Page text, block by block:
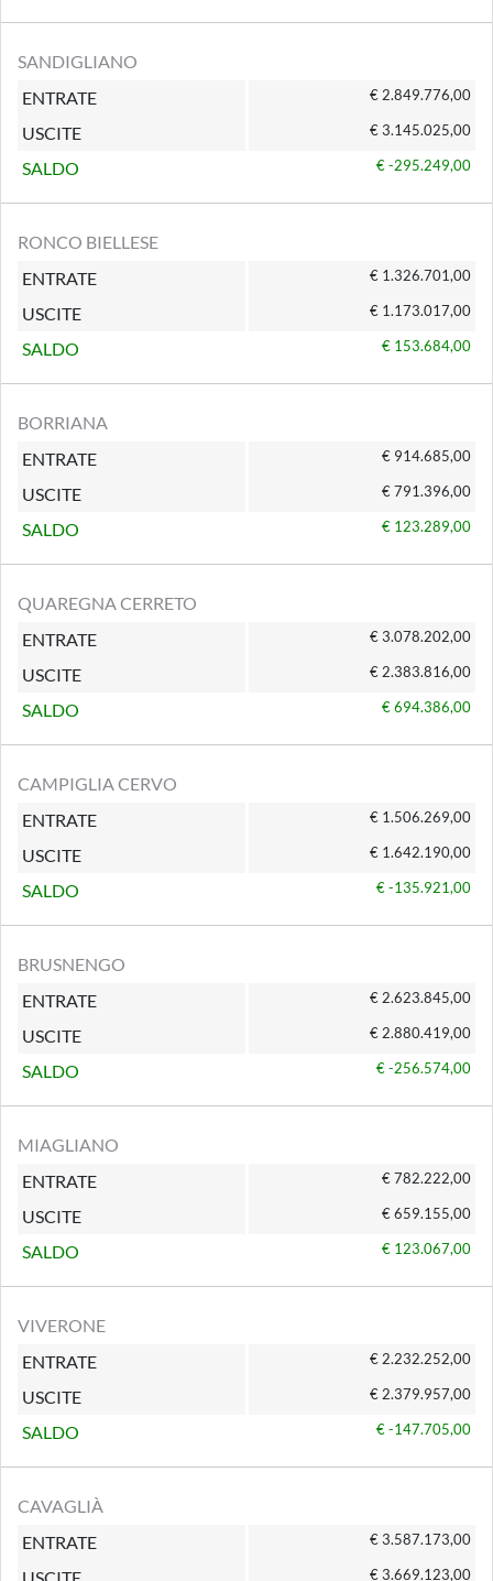
SANDIGLIANO
ENTRATE
€ 2.849.776,00
USCITE € 3.145.025,00
SALDO € -295.249,00
RONCO BIELLESE
ENTRATE
€ 1.326.701,00
USCITE € 1.173.017,00
SALDO € 153.684,00
BORRIANA
ENTRATE
€ 914.685,00
USCITE € 791.396,00
SALDO € 123.289,00
QUAREGNA CERRETO
ENTRATE
€ 3.078.202,00
USCITE € 2.383.816,00
SALDO € 694.386,00
CAMPIGLIA CERVO
ENTRATE
€ 1.506.269,00
USCITE € 1.642.190,00
SALDO € -135.921,00
BRUSNENGO
ENTRATE
€ 2.623.845,00
USCITE € 2.880.419,00
SALDO € -256.574,00
MIAGLIANO
ENTRATE
€ 782.222,00
USCITE € 659.155,00
SALDO € 123.067,00
VIVERONE
ENTRATE
€ 2.232.252,00
USCITE € 2.379.957,00
SALDO € -147.705,00
CAVAGLIÀ
ENTRATE
€ 3.587.173,00
€ 3.669.123,00